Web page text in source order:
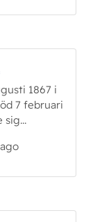
1867 i
7 februari
sig...